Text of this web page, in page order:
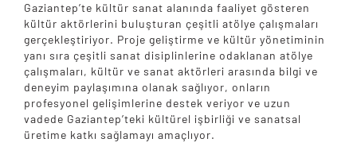
Gaziantep’te kültür sanat alanında faaliyet gösteren
kültür aktörlerini buluşturan çeşitli atölye çalışmaları
gerçekleştiriyor. Proje geliştirme ve kültür yönetiminin
yanı sıra çeşitli sanat disiplinlerine odaklanan atölye
çalışmaları, kültür ve sanat aktörleri arasında bilgi ve
deneyim paylaşımına olanak sağlıyor, onların
profesyonel gelişimlerine destek veriyor ve uzun
vadede Gaziantep’teki kültürel işbirliği ve sanatsal
üretime katkı sağlamayı amaçlıyor.